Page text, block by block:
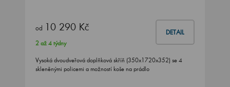
od 10 290 Kč DETAIL
2 až 4 týdny
Vysoká dvoudveřová doplňková skříň (350x1720x352) se 4
skleněnými policemi a možností koše na prádlo